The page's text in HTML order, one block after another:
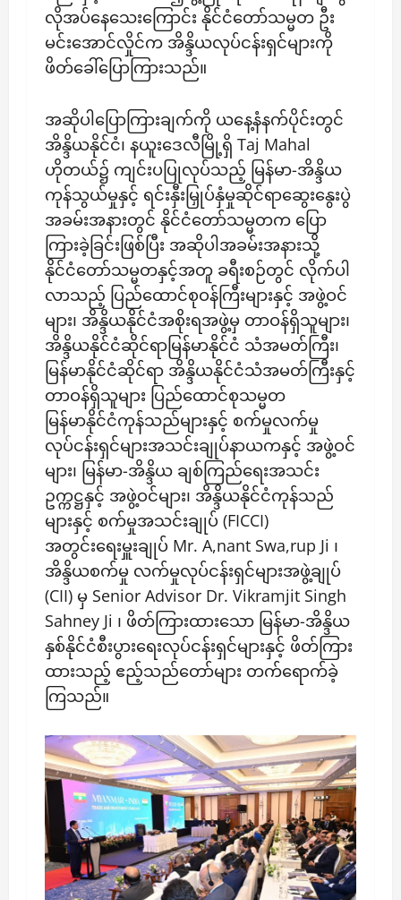
လိုအပ်နေသေးကြောင်း နိုင်ငံတော်သမ္မတ ဦး
မင်းအောင်လှိုင်က အိန္ဒိယလုပ်ငန်းရှင်များကို
ဖိတ်ခေါ်ပြောကြားသည်။
အဆိုပါပြောကြားချက်ကို ယနေ့နံနက်ပိုင်းတွင်
အိန္ဒိယနိုင်ငံ၊ နယူးဒေလီမြို့ရှိ Taj Mahal
ဟိုတယ်၌ ကျင်းပပြုလုပ်သည့် မြန်မာ-အိန္ဒိယ
ကုန်သွယ်မှုနှင့် ရင်းနှီးမြှုပ်နှံမှုဆိုင်ရာဆွေးနွေးပွဲ
အခမ်းအနားတွင် နိုင်ငံတော်သမ္မတက ပြော
ကြားခဲ့ခြင်းဖြစ်ပြီး အဆိုပါအခမ်းအနားသို့
နိုင်ငံတော်သမ္မတနှင့်အတူ ခရီးစဉ်တွင် လိုက်ပါ
လာသည့် ပြည်ထောင်စုဝန်ကြီးများနှင့် အဖွဲ့ဝင်
များ၊ အိန္ဒိယနိုင်ငံအစိုးရအဖွဲ့မှ တာဝန်ရှိသူများ၊
အိန္ဒိယနိုင်ငံဆိုင်ရာမြန်မာနိုင်ငံ သံအမတ်ကြီး၊
မြန်မာနိုင်ငံဆိုင်ရာ အိန္ဒိယနိုင်ငံသံအမတ်ကြီးနှင့်
တာဝန်ရှိသူများ ပြည်ထောင်စုသမ္မတ
မြန်မာနိုင်ငံကုန်သည်များနှင့် စက်မှုလက်မှု
လုပ်ငန်းရှင်များအသင်းချုပ်နာယကနှင့် အဖွဲ့ဝင်
များ၊ မြန်မာ-အိန္ဒိယ ချစ်ကြည်ရေးအသင်း
ဥက္ကဋ္ဌနှင့် အဖွဲ့ဝင်များ၊ အိန္ဒိယနိုင်ငံကုန်သည်
များနှင့် စက်မှုအသင်းချုပ် (FICCI)
အတွင်းရေးမှူးချုပ် Mr. A,nant Swa,rup Ji ၊
အိန္ဒိယစက်မှု လက်မှုလုပ်ငန်းရှင်များအဖွဲ့ချုပ်
(CII) မှ Senior Advisor Dr. Vikramjit Singh
Sahney Ji ၊ ဖိတ်ကြားထားသော မြန်မာ-အိန္ဒိယ
နှစ်နိုင်ငံစီးပွားရေးလုပ်ငန်းရှင်များနှင့် ဖိတ်ကြား
ထားသည့် ဧည့်သည်တော်များ တက်ရောက်ခဲ့
ကြသည်။